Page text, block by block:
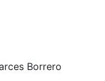
Borrero